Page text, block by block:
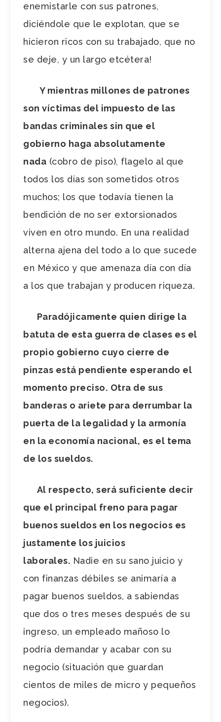
enemistarle con sus patrones,
diciéndole que le explotan, que se
hicieron ricos con su trabajado, que no
se deje, y un largo etcétera!
Y mientras millones de patrones
son víctimas del impuesto de las
bandas criminales sin que el
gobierno haga absolutamente
nada (cobro de piso), flagelo al que
todos los días son sometidos otros
muchos; los que todavía tienen la
bendición de no ser extorsionados
viven en otro mundo. En una realidad
alterna ajena del todo a lo que sucede
en México y que amenaza día con día
a los que trabajan y producen riqueza.
Paradójicamente quien dirige la
batuta de esta guerra de clases es el
propio gobierno cuyo cierre de
pinzas está pendiente esperando el
momento preciso. Otra de sus
banderas o ariete para derrumbar la
puerta de la legalidad y la armonía
en la economía nacional, es el tema
de los sueldos.
Al respecto, será suficiente decir
que el principal freno para pagar
buenos sueldos en los negocios es
justamente los juicios
laborales. Nadie en su sano juicio y
con finanzas débiles se animaría a
pagar buenos sueldos, a sabiendas
que dos o tres meses después de su
ingreso, un empleado mañoso lo
podría demandar y acabar con su
negocio (situación que guardan
cientos de miles de micro y pequeños
negocios).